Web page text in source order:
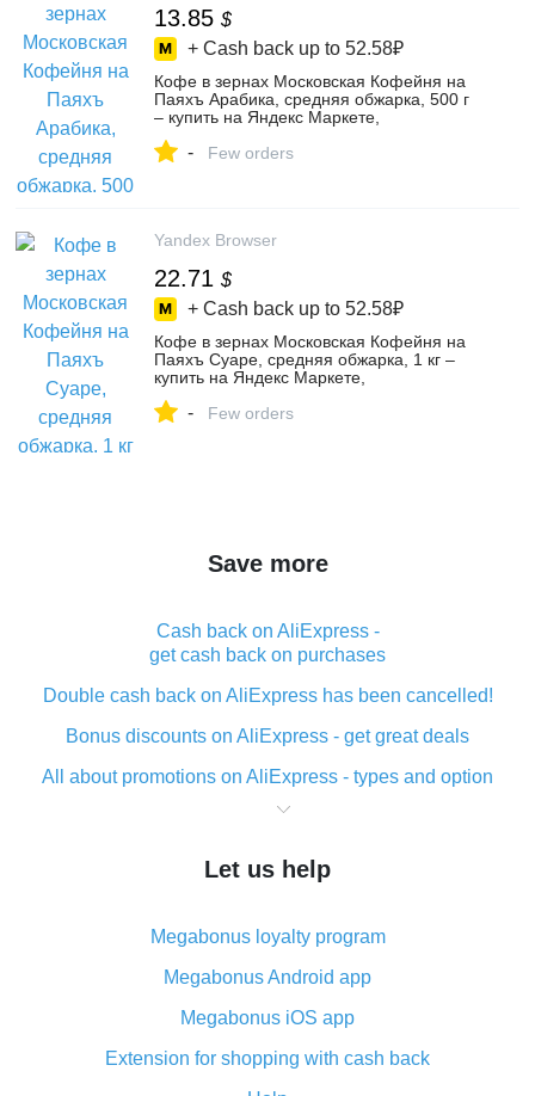
13.85 $
+ Cash back up to 52.58₽
Кофе в зернах Московская Кофейня на
Паяхъ Арабика, средняя обжарка, 500 г
– купить на Яндекс Маркете,
- Few orders
Yandex Browser
22.71 $
+ Cash back up to 52.58₽
Кофе в зернах Московская Кофейня на
Паяхъ Суаре, средняя обжарка, 1 кг –
купить на Яндекс Маркете,
- Few orders
Save more
Cash back on AliExpress -
get cash back on purchases
Double cash back on AliExpress has been cancelled!
Bonus discounts on AliExpress - get great deals
All about promotions on AliExpress - types and option
What is cash back when making purchases on
The best place to download cash back for AliExpress
What is the AliExpress cash back plugin and what are
its advantages
Cash back from the AliExpress mobile app -
advantages of the plugin
Double cash back on AliExpress has been cancelled!
Let us help
Megabonus loyalty program
Megabonus Android app
Megabonus iOS app
Extension for shopping with cash back